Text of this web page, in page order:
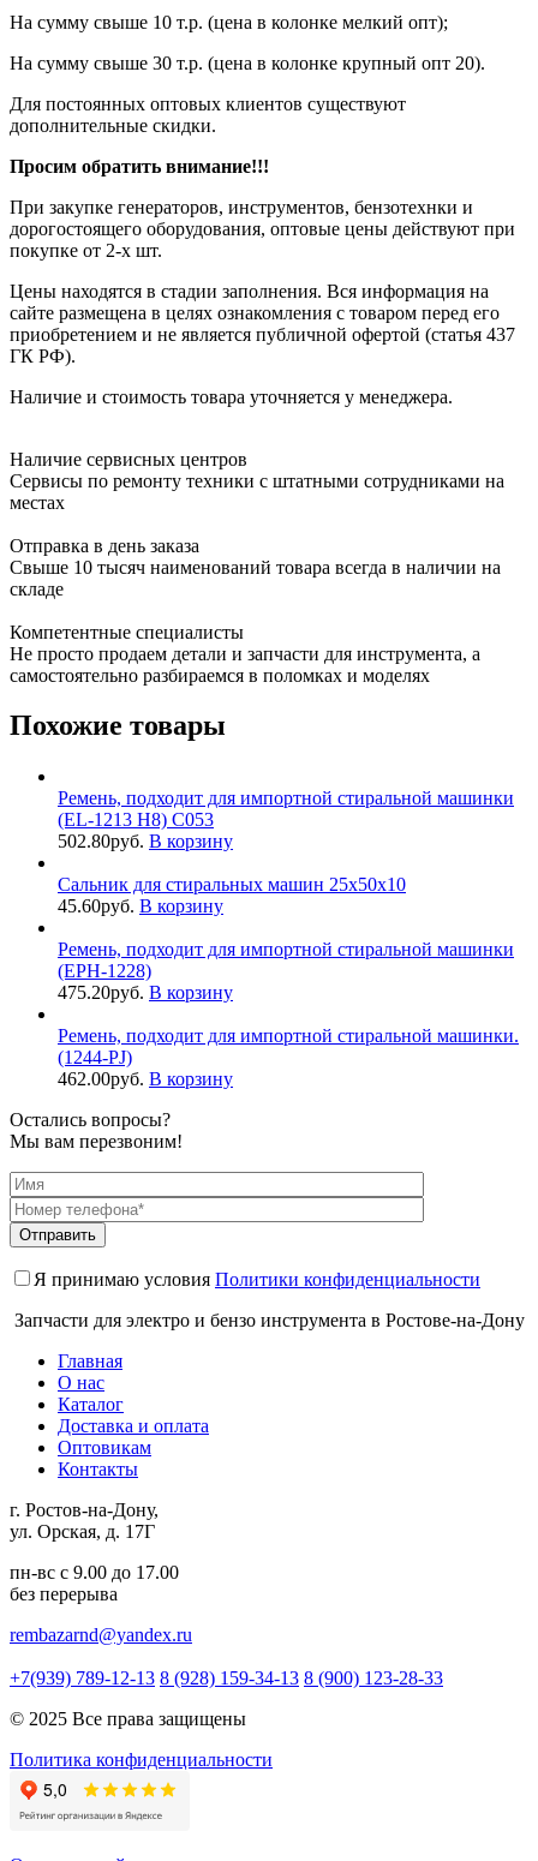
На сумму свыше 10 т.р. (цена в колонке мелкий опт);
На сумму свыше 30 т.р. (цена в колонке крупный опт 20).
Для постоянных оптовых клиентов существуют
дополнительные скидки.
Просим обратить внимание!!!
При закупке генераторов, инструментов, бензотехнки и
дорогостоящего оборудования, оптовые цены действуют при
покупке от 2-х шт.
Цены находятся в стадии заполнения. Вся информация на
сайте размещена в целях ознакомления с товаром перед его
приобретением и не является публичной офертой (статья 437
ГК РФ).
Наличие и стоимость товара уточняется у менеджера.
Наличие сервисных центров
Сервисы по ремонту техники с штатными сотрудниками на
местах
Отправка в день заказа
Свыше 10 тысяч наименований товара всегда в наличии на
складе
Компетентные специалисты
Не просто продаем детали и запчасти для инструмента, а
самостоятельно разбираемся в поломках и моделях
Похожие товары
Ремень, подходит для импортной стиральной машинки
(EL-1213 H8) C053
502.80руб. В корзину
Сальник для стиральных машин 25x50x10
45.60руб. В корзину
Ремень, подходит для импортной стиральной машинки
(EPH-1228)
475.20руб. В корзину
Ремень, подходит для импортной стиральной машинки.
(1244-PJ)
462.00руб. В корзину
Остались вопросы?
Мы вам перезвоним!
Я принимаю условия Политики конфиденциальности
Запчасти для электро и бензо инструмента в Ростове-на-Дону
Главная
О нас
Каталог
Доставка и оплата
Оптовикам
Контакты
г. Ростов-на-Дону,
ул. Орская, д. 17Г
пн-вс с 9.00 до 17.00
без перерыва
rembazarnd@yandex.ru
+7(939) 789-12-13 8 (928) 159-34-13 8 (900) 123-28-33
© 2025 Все права защищены
Политика конфиденциальности